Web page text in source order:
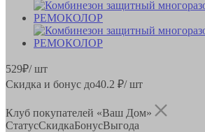
529₽/ шт
Скидка и бонус до40.2 ₽/ шт
Клуб покупателей «Ваш Дом»
СтатусСкидкаБонусВыгода